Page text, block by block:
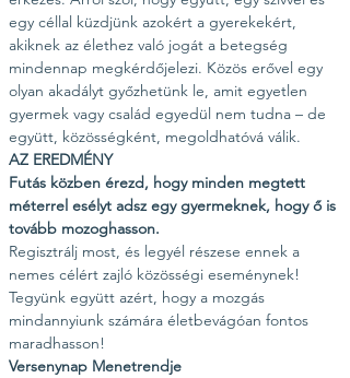
egy céllal küzdjünk azokért a gyerekekért,
akiknek az élethez való jogát a betegség
mindennap megkérdőjelezi. Közös erővel egy
olyan akadályt győzhetünk le, amit egyetlen
gyermek vagy család egyedül nem tudna – de
együtt, közösségként, megoldhatóvá válik.
AZ EREDMÉNY
Futás közben érezd, hogy minden megtett
méterrel esélyt adsz egy gyermeknek, hogy ő is
tovább mozoghasson.
Regisztrálj most, és legyél részese ennek a
nemes célért zajló közösségi eseménynek!
Tegyünk együtt azért, hogy a mozgás
mindannyiunk számára életbevágóan fontos
maradhasson!
Versenynap Menetrendje